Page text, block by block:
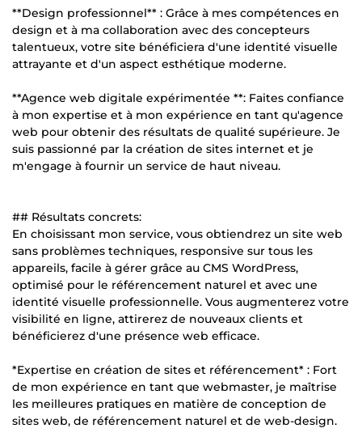
**Design professionnel** : Grâce à mes compétences en
design et à ma collaboration avec des concepteurs
talentueux, votre site bénéficiera d'une identité visuelle
attrayante et d'un aspect esthétique moderne.
**Agence web digitale expérimentée **: Faites confiance
à mon expertise et à mon expérience en tant qu'agence
web pour obtenir des résultats de qualité supérieure. Je
suis passionné par la création de sites internet et je
m'engage à fournir un service de haut niveau.
## Résultats concrets:
En choisissant mon service, vous obtiendrez un site web
sans problèmes techniques, responsive sur tous les
appareils, facile à gérer grâce au CMS WordPress,
optimisé pour le référencement naturel et avec une
identité visuelle professionnelle. Vous augmenterez votre
visibilité en ligne, attirerez de nouveaux clients et
bénéficierez d'une présence web efficace.
*Expertise en création de sites et référencement* : Fort
de mon expérience en tant que webmaster, je maîtrise
les meilleures pratiques en matière de conception de
sites web, de référencement naturel et de web-design.